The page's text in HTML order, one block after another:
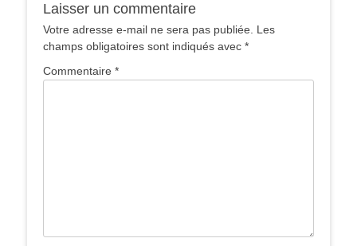
Laisser un commentaire
Votre adresse e-mail ne sera pas publiée.
Les
champs obligatoires sont indiqués avec *
Commentaire *